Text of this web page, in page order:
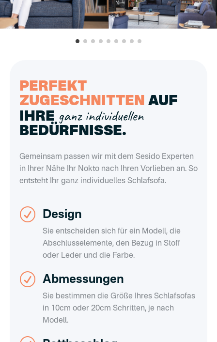
PERFEKT
ZUGESCHNITTEN AUF
IHRE ganz individuellen
BEDÜRFNISSE.
Gemeinsam passen wir mit dem Sesido Experten
in Ihrer Nähe Ihr Nokto nach Ihren Vorlieben an. So
entsteht Ihr ganz individuelles Schlafsofa.
R Design
Sie entscheiden sich für ein Modell, die
Abschlusselemente, den Bezug in Stoff
oder Leder und die Farbe.
R Abmessungen
Sie bestimmen die Größe Ihres Schlafsofas
in 10cm oder 20cm Schritten, je nach
Modell.